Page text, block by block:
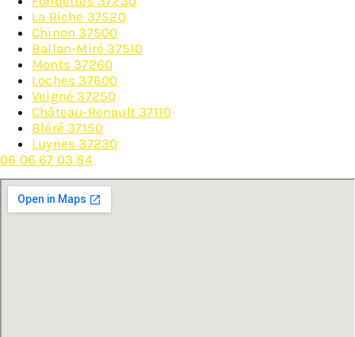
La Riche 37520
Chinon 37500
Ballan-Miré 37510
Monts 37260
Loches 37600
Veigné 37250
Château-Renault 37110
Bléré 37150
Luynes 37230
06 06 67 03 84